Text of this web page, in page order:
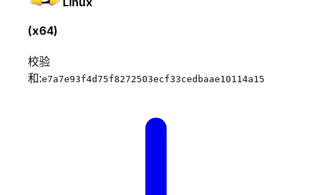
(x64)
校验
和:e7a7e93f4d75f8272503ecf33cedbaae10114a15